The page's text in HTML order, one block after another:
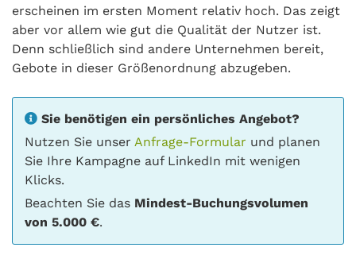
erscheinen im ersten Moment relativ hoch. Das zeigt
aber vor allem wie gut die Qualität der Nutzer ist.
Denn schließlich sind andere Unternehmen bereit,
Gebote in dieser Größenordnung abzugeben.
Sie benötigen ein persönliches Angebot?
Nutzen Sie unser Anfrage-Formular und planen
Sie Ihre Kampagne auf LinkedIn mit wenigen
Klicks.
Beachten Sie das Mindest-Buchungsvolumen
von 5.000 €.